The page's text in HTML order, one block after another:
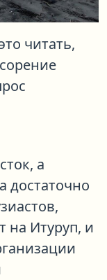
читать,
а
достаточно
на Итуруп, и